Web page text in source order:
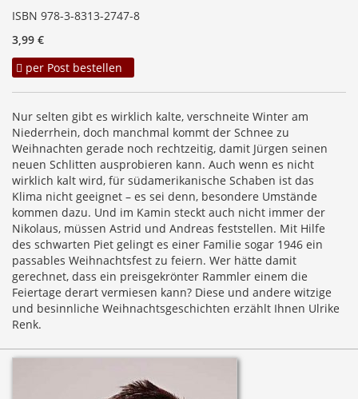
ISBN 978-3-8313-2747-8
3,99 €
per Post bestellen
Nur selten gibt es wirklich kalte, verschneite Winter am
Niederrhein, doch manchmal kommt der Schnee zu
Weihnachten gerade noch rechtzeitig, damit Jürgen seinen
neuen Schlitten ausprobieren kann. Auch wenn es nicht
wirklich kalt wird, für südamerikanische Schaben ist das
Klima nicht geeignet – es sei denn, besondere Umstände
kommen dazu. Und im Kamin steckt auch nicht immer der
Nikolaus, müssen Astrid und Andreas feststellen. Mit Hilfe
des schwarten Piet gelingt es einer Familie sogar 1946 ein
passables Weihnachtsfest zu feiern. Wer hätte damit
gerechnet, dass ein preisgekrönter Rammler einem die
Feiertage derart vermiesen kann? Diese und andere witzige
und besinnliche Weihnachtsgeschichten erzählt Ihnen Ulrike
Renk.